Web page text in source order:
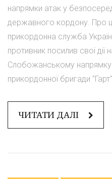
напрямки атак у
державного кордону. Про
прикордонна служба
противник посилив свої дії
Слобожанському напрямку
прикордонної бригади
ЧИТАТИ ДАЛІ